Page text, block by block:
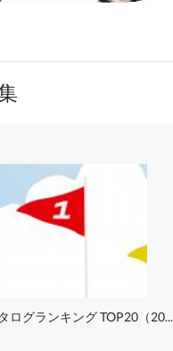
ログランキング TOP20（20...